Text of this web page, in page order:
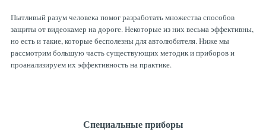
Пытливый разум человека помог разработать множества способов
защиты от видеокамер на дороге. Некоторые из них весьма эффективны,
но есть и такие, которые бесполезны для автолюбителя. Ниже мы
рассмотрим большую часть существующих методик и приборов и
проанализируем их эффективность на практике.
Специальные приборы